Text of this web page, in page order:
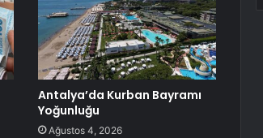
Antalya’da Kurban Bayramı
Yoğunluğu
Ağustos 4, 2026